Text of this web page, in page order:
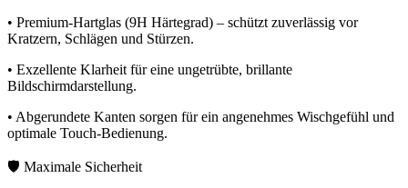
• Premium-Hartglas (9H Härtegrad) – schützt zuverlässig vor
Kratzern, Schlägen und Stürzen.
• Exzellente Klarheit für eine ungetrübte, brillante
Bildschirmdarstellung.
• Abgerundete Kanten sorgen für ein angenehmes Wischgefühl und
optimale Touch-Bedienung.
🛡️ Maximale Sicherheit